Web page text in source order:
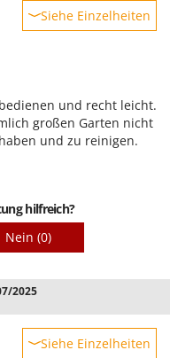
benötigt Akkus mit
Für einen Garten
Ergonomie und
Siehe Einzelheiten
und recht leicht.
großen Garten nicht
und zu reinigen.
hilfreich?
Nein (0)
2025
Siehe Einzelheiten